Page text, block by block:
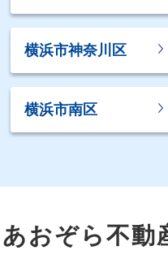
横浜市神奈川区
横浜市南区
あおぞら不動